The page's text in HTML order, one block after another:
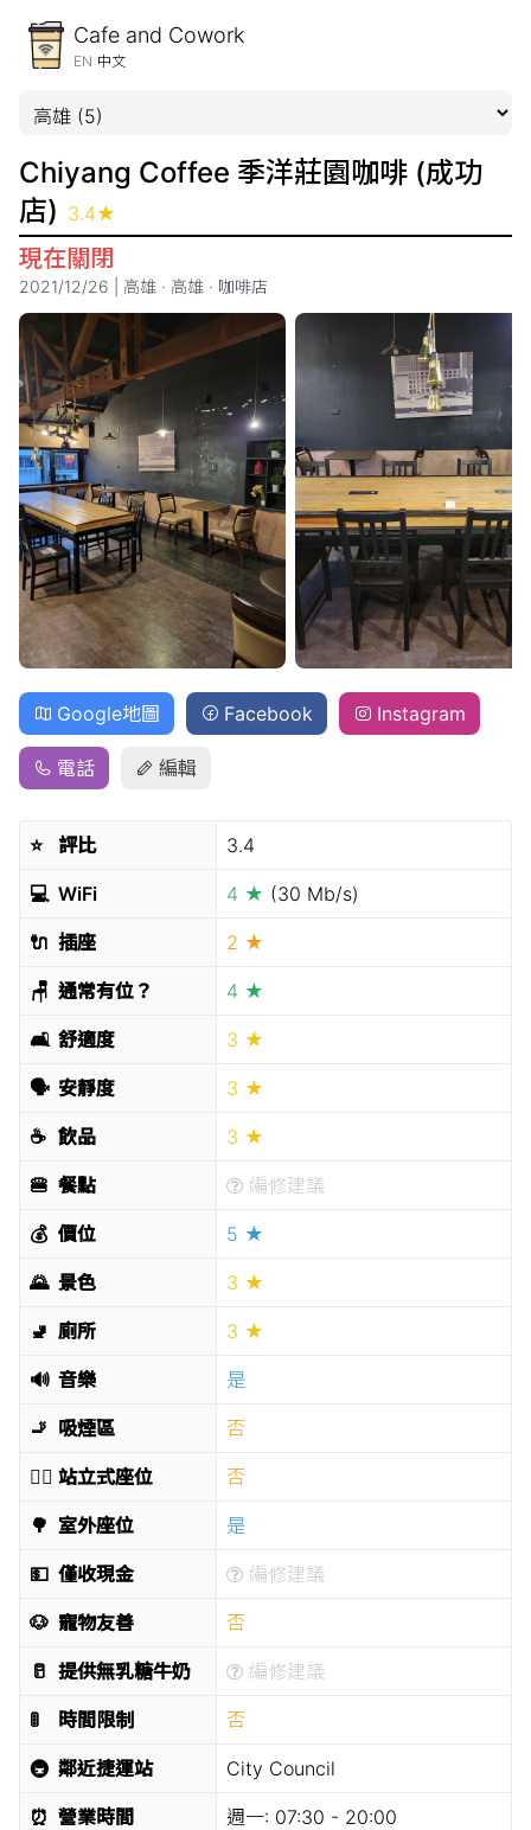
Cafe and Cowork
EN 中文
Chiyang Coffee 季洋莊園咖啡 (成功
店) 3.4★
現在關閉
2021/12/26 高雄 · 高雄 · 咖啡店
Google地圖 Facebook Instagram
電話 編輯
⭐️ 評比 3.4
💻 WiFi 4 ★ (30 Mb/s)
🔌 插座 2 ★
🪑 通常有位？ 4 ★
🛋 舒適度 3 ★
🗣 安靜度 3 ★
☕️ 飲品 3 ★
🍔 餐點 編修建議
💰 價位 5 ★
🌄 景色 3 ★
🚽 廁所 3 ★
🔊 音樂 是
🚬 吸煙區 否
🧍‍♂️ 站立式座位 否
🌳 室外座位 是
💵 僅收現金 編修建議
🐶 寵物友善 否
🥛 提供無乳糖牛奶 編修建議
🚦 時間限制 否
🚇 鄰近捷運站 City Council
⏰ 營業時間 週一: 07:30 - 20:00